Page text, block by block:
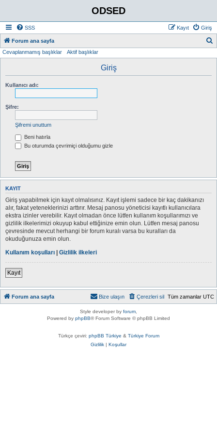
ODSED
SSS Giriş
Kayıt
Forum ana sayfa
Cevaplanmamış başlıklar Aktif başlıklar
Giriş
Kullanıcı adı:
Şifre:
Şifremi unuttum
Beni hatırla
Bu oturumda çevrimiçi olduğumu gizle
KAYIT
Giriş yapabilmek için kayıt olmalısınız. Kayıt işlemi sadece bir kaç dakikanızı
alır, fakat yeteneklerinizi arttırır. Mesaj panosu yöneticisi kayıtlı kullanıcılara
ekstra izinler verebilir. Kayıt olmadan önce lütfen kullanım koşullarımızı ve
gizlilik ilkelerimizi okuyup kabul ettiğinize emin olun. Lütfen mesaj panosu
çevresinde mevcut herhangi bir forum kuralı varsa bu kuralları da
okuduğunuza emin olun.
Kullanım koşulları | Gizlilik ilkeleri
Kayıt
Forum ana sayfa Tüm zamanlar UTC
Çerezleri sil
Bize ulaşın
Style developer by forum
Powered by phpBB® Forum Software © phpBB Limited
Türkçe çeviri: phpBB Türkiye & Türkiye Forum
Gizlilik | Koşullar